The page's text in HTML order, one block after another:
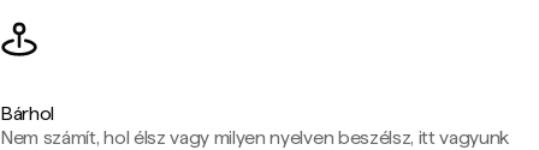
Bárhol
Nem számít, hol élsz vagy milyen nyelven beszélsz, itt vagyunk